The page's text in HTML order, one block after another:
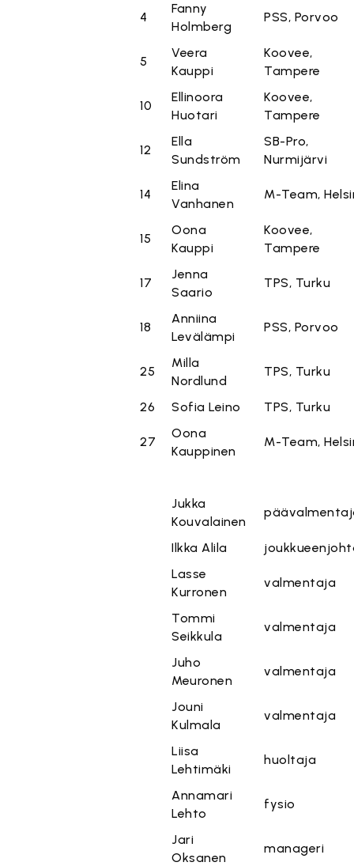
4
Fanny
Holmberg
PSS, Porvoo
5
Veera
Kauppi
Koovee,
Tampere
10
Ellinoora
Huotari
Koovee,
Tampere
12
Ella
Sundström
SB-Pro,
Nurmijärvi
14
Elina
Vanhanen
M-Team,
15
Oona
Kauppi
Koovee,
Tampere
17
Jenna
Saario
TPS, Turku
18
Anniina
Levälämpi
PSS, Porvoo
25
Milla
Nordlund
TPS, Turku
26 Sofia Leino TPS, Turku
27
Oona
Kauppinen
M-Team,
Jukka
Kouvalainen
Ilkka Alila
Lasse
Kurronen
valmentaja
Tommi
Seikkula
valmentaja
Juho
Meuronen
valmentaja
Jouni
Kulmala
valmentaja
Liisa
Lehtimäki
huoltaja
Annamari
Lehto
fysio
Jari
Oksanen
manageri